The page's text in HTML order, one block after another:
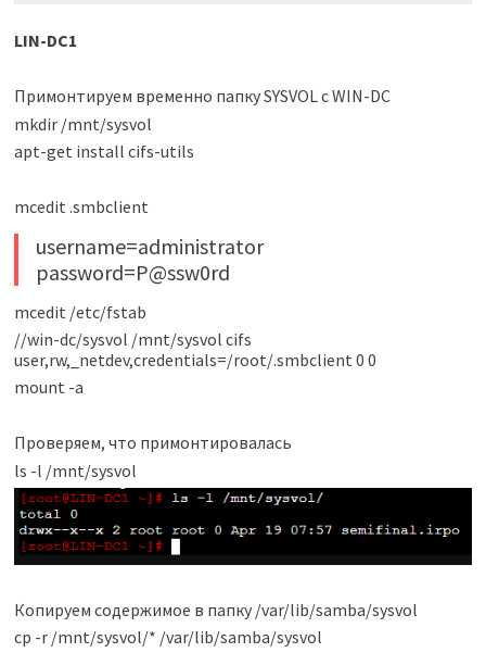
LIN-DC1
Примонтируем временно папку SYSVOL с WIN-DC
mkdir /mnt/sysvol
apt-get install cifs-utils
mcedit .smbclient
username=administrator
password=P@ssw0rd
mcedit /etc/fstab
//win-dc/sysvol /mnt/sysvol cifs
user,rw,_netdev,credentials=/root/.smbclient 0 0
mount -a
Проверяем, что примонтировалась
ls -l /mnt/sysvol
Копируем содержимое в папку /var/lib/samba/sysvol
cp -r /mnt/sysvol/* /var/lib/samba/sysvol